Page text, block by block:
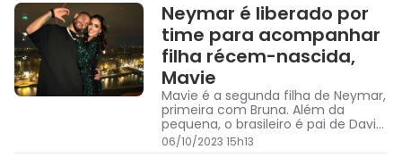
Neymar é liberado por
time para acompanhar
filha récem-nascida,
Mavie
Mavie é a segunda filha de Neymar,
primeira com Bruna. Além da
pequena, o brasileiro é pai de Davi
Lucca, de 12 anos
06/10/2023 15h13